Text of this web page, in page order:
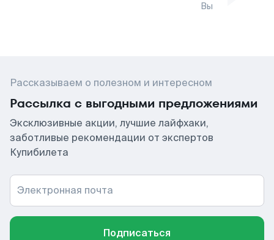
Вы
Рассказываем о полезном и интересном
Рассылка с выгодными предложениями
Эксклюзивные акции, лучшие лайфхаки,
заботливые рекомендации от экспертов
Купибилета
Электронная почта
Подписаться